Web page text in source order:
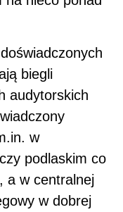
biegli
audytorskich
w
podlaskim co
a w centralnej
w dobrej